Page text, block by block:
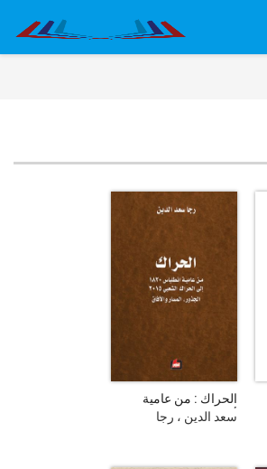
الحراك : من عامية
أنطلياس 1820 إلىسعد الدين ، رجا